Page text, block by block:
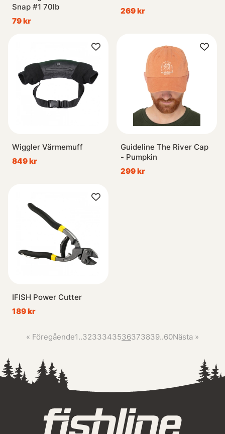
Snap #1 70lb
79 kr
269 kr
Wiggler Värmemuff
849 kr
Guideline The River Cap
- Pumpkin
299 kr
IFISH Power Cutter
189 kr
« Föregående1..3233343536373839..60Nästa »